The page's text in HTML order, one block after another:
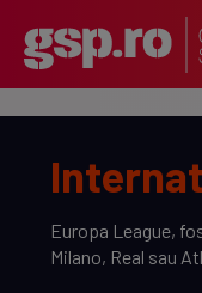
Europa League,
Milano, Real sau